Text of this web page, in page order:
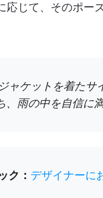
応じて、そのポー
ジャケットを着た
、雨の中を自信に
ク： デザイナーに